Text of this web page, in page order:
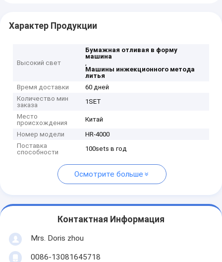
Характер Продукции
Высокий свет
Бумажная отливая в форму
машина
,
Машины инжекционного метода
литья
Время доставки
60 дней
Количество мин
заказа
1SET
Место
происхождения
Китай
Номер модели
HR-4000
Поставка
способности
100sets в год
Осмотрите больше
Контактная Информация
Mrs. Doris zhou
0086-13081645718